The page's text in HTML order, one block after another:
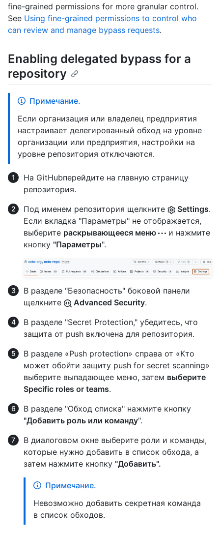
fine-grained permissions for more granular control.
See Using fine-grained permissions to control who
can review and manage bypass requests.
Enabling delegated bypass for a
repository
Примечание.
Если организация или владелец предприятия
настраивает делегированный обход на уровне
организации или предприятия, настройки на
уровне репозитория отключаются.
На GitHubперейдите на главную страницу
репозитория.
Под именем репозитория щелкните
Settings.
Если вкладка "Параметры" не отображается,
выберите раскрывающееся меню
и нажмите
кнопку "Параметры".
В разделе "Безопасность" боковой панели
щелкните
Advanced Security.
В разделе "Secret Protection," убедитесь, что
защита от push включена для репозитория.
В разделе «Push protection» справа от «Кто
может обойти защиту push for secret scanning»
выберите выпадающее меню, затем выберите
Specific roles or teams.
В разделе "Обход списка" нажмите кнопку
"Добавить роль или команду".
В диалоговом окне выберите роли и команды,
которые нужно добавить в список обхода, а
затем нажмите кнопку "Добавить".
Примечание.
Невозможно добавить секретная команда
в список обходов.